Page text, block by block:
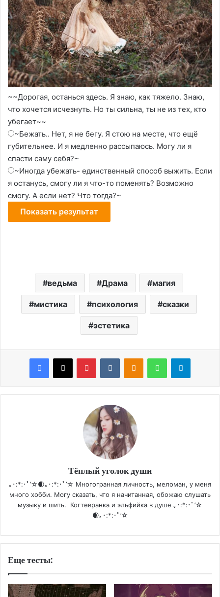
~~Дорогая, останься здесь. Я знаю, как тяжело. Знаю,
что хочется исчезнуть. Но ты сильна, ты не из тех, кто
убегает~~
~Бежать.. Нет, я не бегу. Я стою на месте, что ещё
губительнее. И я медленно рассыпаюсь. Могу ли я
спасти саму себя?~
~Иногда убежать- единственный способ выжить. Если
я останусь, смогу ли я что-то поменять? Возможно
смогу. А если нет? Что тогда?~
ведьма Драма магия
мистика психология сказки
эстетика
Тёплый уголок души
｡･:*:･ﾟ’☆🌒｡･:*:･ﾟ’☆ Многогранная личность, меломан, у меня
много хобби. Могу сказать, что я начитанная, обожаю слушать
музыку и шить. Когтевранка и эльфийка в душе ｡･:*:･ﾟ’☆
🌒｡･:*:･ﾟ’☆
Еще тесты: